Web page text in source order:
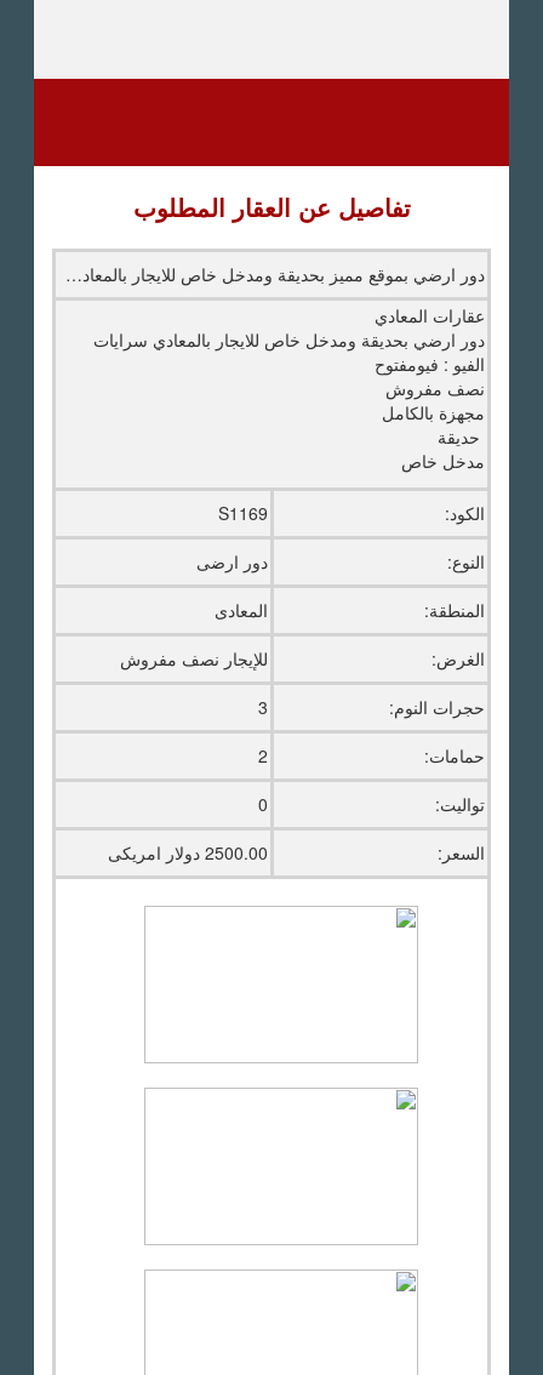
تفاصيل عن العقار المطلوب
دور ارضي بموقع مميز بحديقة ومدخل خاص للايجار بالمعادي سرايات - عقارات المعادي
عقارات المعادي
دور ارضي بحديقة ومدخل خاص للايجار بالمعادي سرايات
الفيو : فيومفتوح
نصف مفروش
مجهزة بالكامل
حديقة
مدخل خاص
الكود:
S1169
النوع:
دور ارضى
المنطقة:
المعادى
الغرض:
للإيجار نصف مفروش
حجرات النوم:
3
حمامات:
2
تواليت:
0
السعر:
2500.00 دولار امريكى